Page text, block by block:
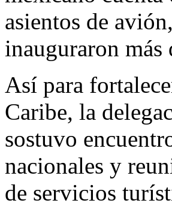
asientos de
inauguraron más
Así para
Caribe, la
sostuvo
nacionales y
de servicios